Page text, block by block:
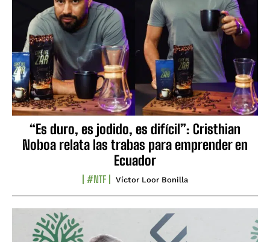
“Es duro, es jodido, es difícil”: Cristhian
Noboa relata las trabas para emprender en
Ecuador
#NTF Víctor Loor Bonilla